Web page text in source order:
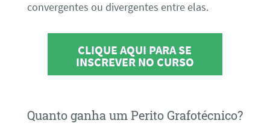
convergentes ou divergentes entre elas.
CLIQUE AQUI PARA SE
INSCREVER NO CURSO
Quanto ganha um Perito Grafotécnico?